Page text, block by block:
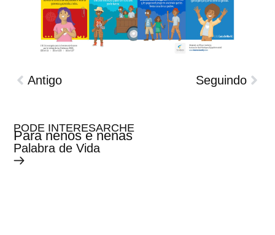
Antigo Seguindo
PODE INTERESARCHE
Para nenos e nenas
Palabra de Vida